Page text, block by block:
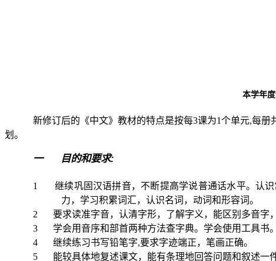
本学年
新修订后的《中文》教材的特点是按每3课为1个单元,每册
划。
一 目的和要求:
1 继续巩固汉语拼音，不断提高学说普通话水平。认
力，学习积累词汇，认识名词，动词和形容词。
2
要求读准字音，认清字形，了解字义，能区别多音字
3
学会用音序和部首两种方法查字典。学会使用工具书。
4
继续练习书写铅笔字,要求字迹端正，笔画正确。
5
能较具体地复述课文，能有条理地回答问题和叙述一